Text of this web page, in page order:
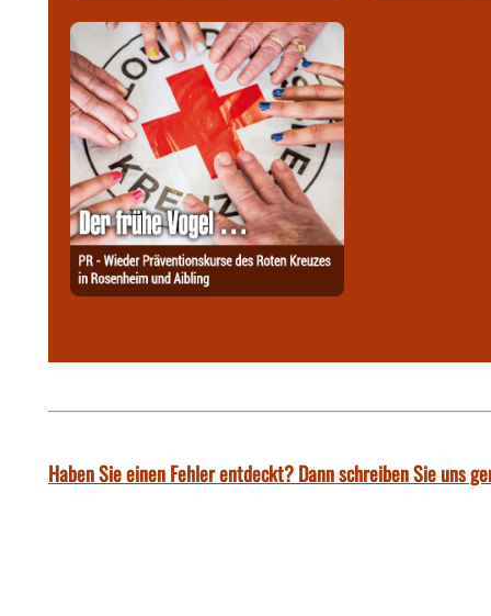
Haben Sie einen Fehler entdeckt? Dann schreiben Sie uns